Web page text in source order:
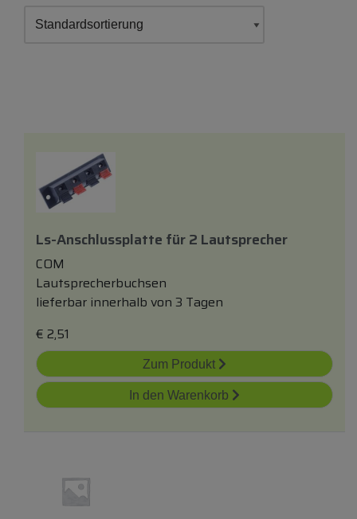
Ls-Anschlussplatte für2 Lautsprecher
COM
Lautsprecherbuchsen
lieferbar innerhalb von 3 Tagen
€ 2,51
Zum Produkt
In den Warenkorb